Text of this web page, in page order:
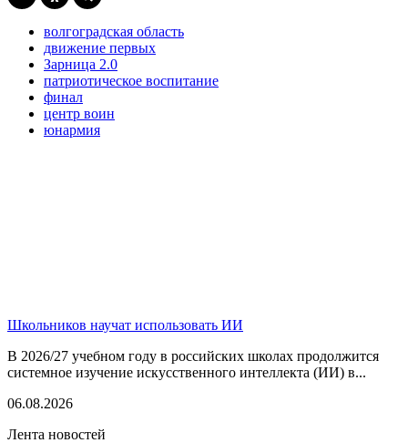
волгоградская область
движение первых
Зарница 2.0
патриотическое воспитание
финал
центр воин
юнармия
Школьников научат использовать ИИ
В 2026/27 учебном году в российских школах продолжится
системное изучение искусственного интеллекта (ИИ) в...
06.08.2026
Лента новостей